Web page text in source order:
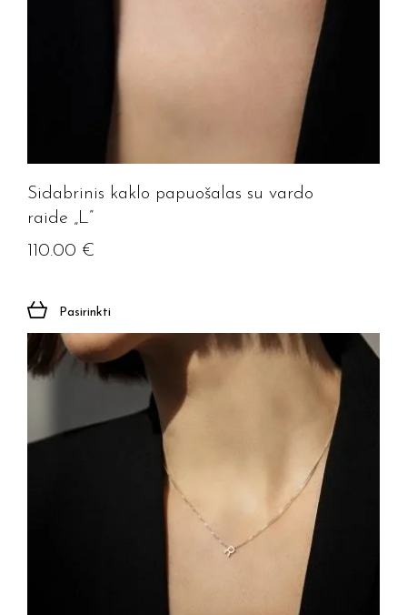
Sidabrinis kaklo papuošalas su vardo
raide „L”
110.00 €
Pasirinkti